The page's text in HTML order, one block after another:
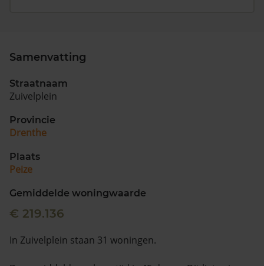
Samenvatting
Straatnaam
Zuivelplein
Provincie
Drenthe
Plaats
Peize
Gemiddelde woningwaarde
€ 219.136
In Zuivelplein staan 31 woningen.